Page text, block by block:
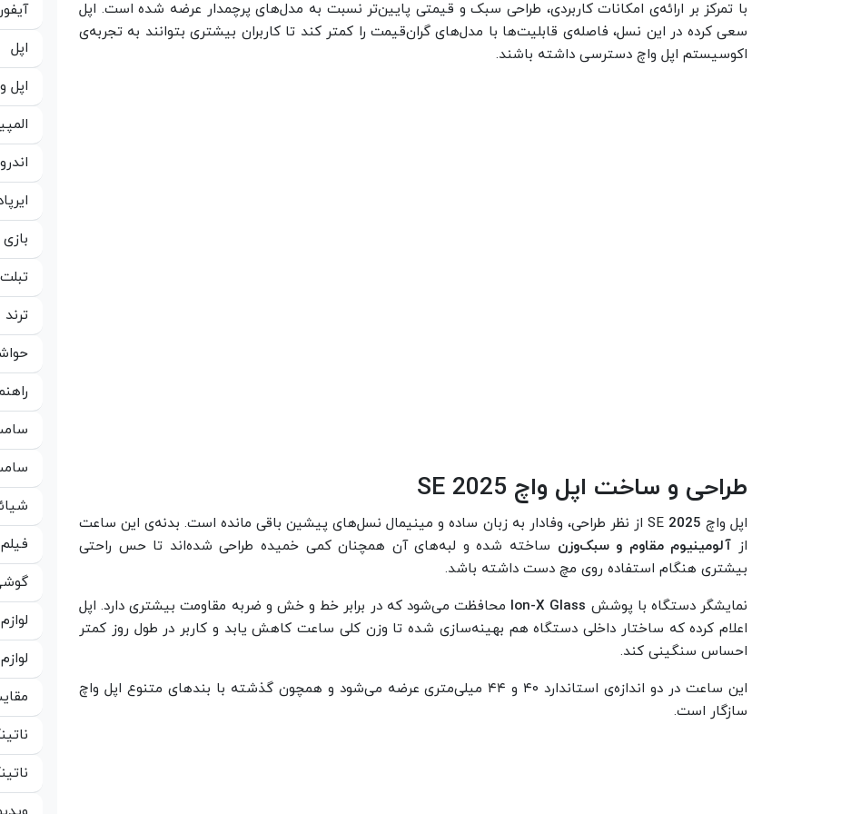
با تمرکز بر ارائه‌ی امکانات کاربردی، طراحی سبک و قیمتی پایین‌تر نسبت به مدل‌های پرچمدار عرضه شده است. اپل
سعی کرده در این نسل، فاصله‌ی قابلیت‌ها با مدل‌های گران‌قیمت را کمتر کند تا کاربران بیشتری بتوانند به تجربه‌ی
اکوسیستم اپل واچ دسترسی داشته باشند.
طراحی و ساخت اپل واچ SE 2025
اپل واچ SE 2025
از نظر طراحی، وفادار به زبان ساده و مینیمال نسل‌های پیشین باقی مانده است. بدنه‌ی این ساعت
از آلومینیوم مقاوم و سبک‌وزن ساخته شده و لبه‌های آن همچنان کمی خمیده طراحی شده‌اند تا حس راحتی
بیشتری هنگام استفاده روی مچ دست داشته باشد.
نمایشگر دستگاه با پوشش Ion-X Glass محافظت می‌شود که در برابر خط و خش و ضربه مقاومت بیشتری دارد. اپل
اعلام کرده که ساختار داخلی دستگاه هم بهینه‌سازی شده تا وزن کلی ساعت کاهش یابد و کاربر در طول روز کمتر
احساس سنگینی کند.
این ساعت در دو اندازه‌ی استاندارد ۴۰ و ۴۴ میلی‌متری عرضه می‌شود و همچون گذشته با بندهای متنوع اپل واچ
سازگار است.
اپل
اپل
بازی
ترند